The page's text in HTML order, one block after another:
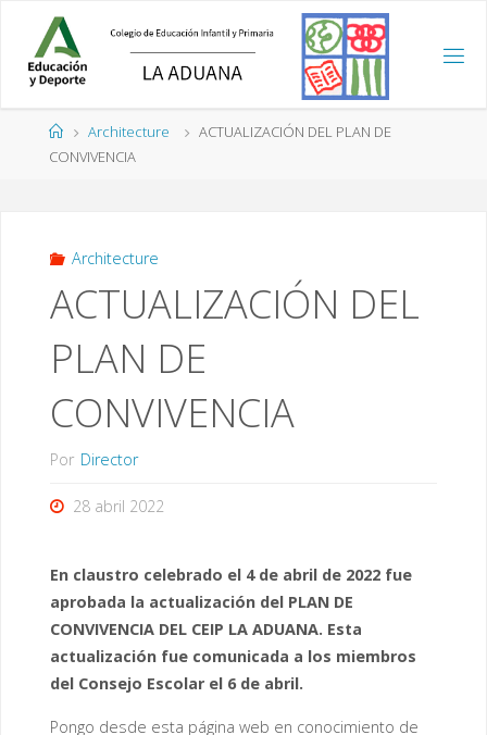
contenido
Página
de
Architecture
ACTUALIZACIÓN DEL PLAN DE
CONVIVENCIA
Architecture
ACTUALIZACIÓN DEL
PLAN DE
CONVIVENCIA
Por Director
28 abril 2022
En claustro celebrado el 4 de abril de 2022 fue
aprobada la actualización del PLAN DE
CONVIVENCIA DEL CEIP LA ADUANA. Esta
actualización fue comunicada a los miembros
del Consejo Escolar el 6 de abril.
Pongo desde esta página web en conocimiento de